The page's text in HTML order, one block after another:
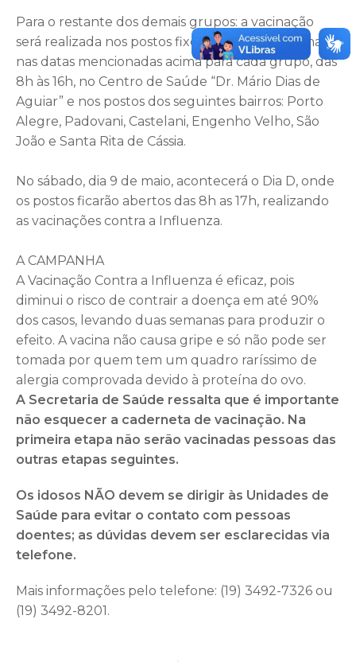
Para o restante dos demais grupos: a vacinação
será realizada nos postos fixos durante a semana,
nas datas mencionadas acima para cada grupo, das
8h às 16h, no Centro de Saúde “Dr. Mário Dias de
Aguiar” e nos postos dos seguintes bairros: Porto
Alegre, Padovani, Castelani, Engenho Velho, São
João e Santa Rita de Cássia.
No sábado, dia 9 de maio, acontecerá o Dia D, onde
os postos ficarão abertos das 8h as 17h, realizando
as vacinações contra a Influenza.
A CAMPANHA
A Vacinação Contra a Influenza é eficaz, pois
diminui o risco de contrair a doença em até 90%
dos casos, levando duas semanas para produzir o
efeito. A vacina não causa gripe e só não pode ser
tomada por quem tem um quadro raríssimo de
alergia comprovada devido à proteína do ovo.
A Secretaria de Saúde ressalta que é importante
não esquecer a caderneta de vacinação. Na
primeira etapa não serão vacinadas pessoas das
outras etapas seguintes.
Os idosos NÃO devem se dirigir às Unidades de
Saúde para evitar o contato com pessoas
doentes; as dúvidas devem ser esclarecidas via
telefone.
Mais informações pelo telefone: (19) 3492-7326 ou
(19) 3492-8201.